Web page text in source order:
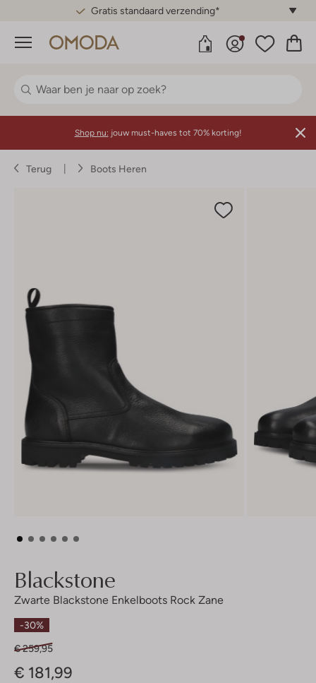
Gratis standaard verzending*
Menu
Shop nu: jouw must-haves tot 70% korting!
Terug Boots Heren
Blackstone
Zwarte Blackstone Enkelboots Rock Zane
-30%
€ 259,95
€ 181,99